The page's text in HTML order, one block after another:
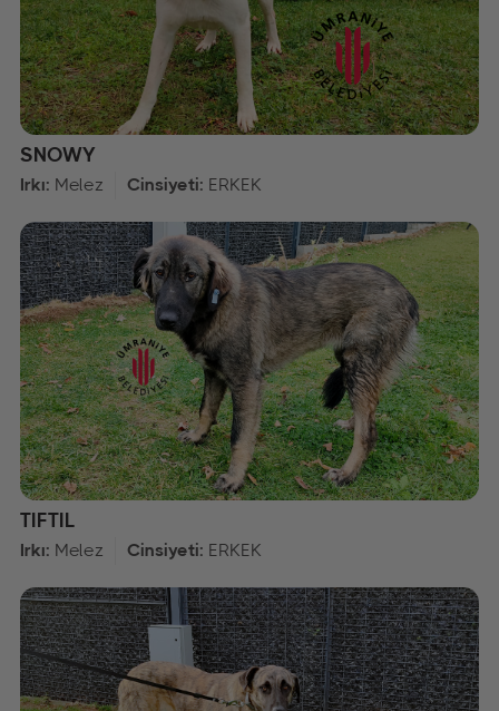
SNOWY
Irkı: Melez Cinsiyeti: ERKEK
TIFTIL
Irkı: Melez Cinsiyeti: ERKEK